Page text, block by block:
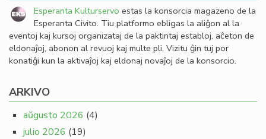
Esperanta Kulturservo estas la konsorcia magazeno de la
Esperanta Civito. Tiu platformo ebligas la aliĝon al la
eventoj kaj kursoj organizataj de la paktintaj establoj, aĉeton de
eldonaĵoj, abonon al revuoj kaj multe pli. Vizitu ĝin tuj por
konatiĝi kun la aktivaĵoj kaj eldonaj novaĵoj de la konsorcio.
ARKIVO
aŭgusto 2026 (4)
julio 2026 (19)